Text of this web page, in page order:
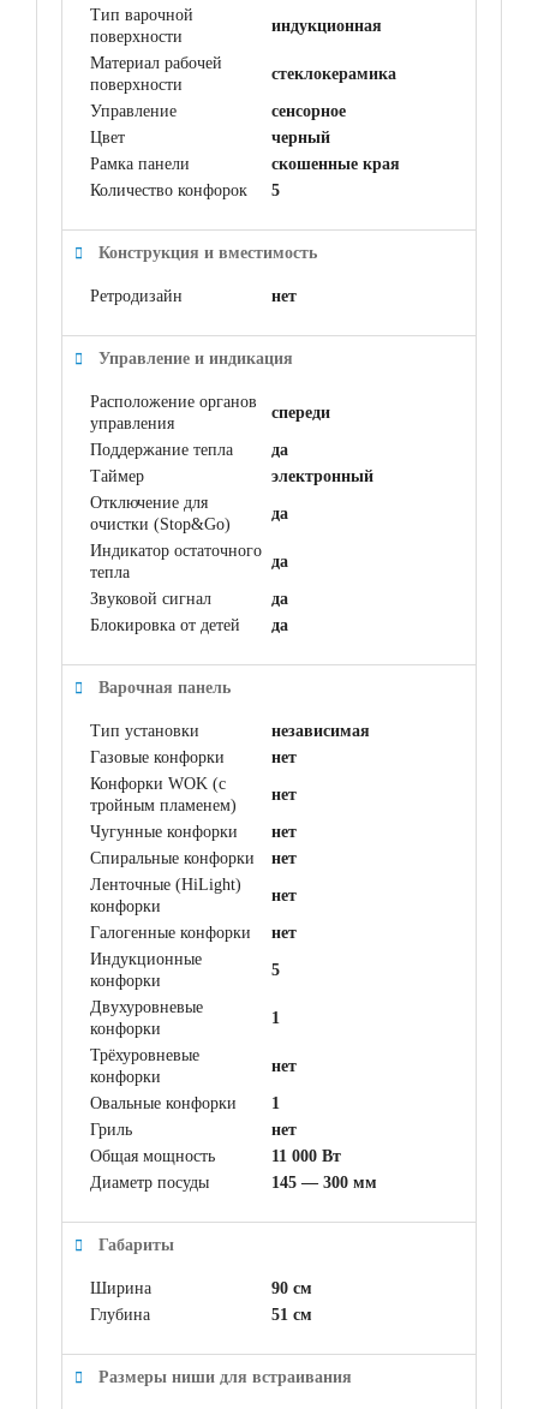
Тип варочной
поверхности
индукционная
Материал рабочей
поверхности
cтеклокерамика
Управление
сенсорное
Цвет
черный
Рамка панели
скошенные края
Количество конфорок
5
Конструкция и вместимость
Ретродизайн нет
Управление и индикация
Расположение органов
управления
спереди
Поддержание тепла
да
Таймер
электронный
Отключение для
очистки (Stop&Go)
да
Индикатор остаточного
тепла
да
Звуковой сигнал
да
Блокировка от детей
да
Варочная панель
Тип установки
независимая
Газовые конфорки
нет
Конфорки WOK (с
тройным пламенем)
нет
Чугунные конфорки
нет
Спиральные конфорки
нет
Ленточные (HiLight)
конфорки
нет
Галогенные конфорки
нет
Индукционные
конфорки
5
Двухуровневые
конфорки
1
Трёхуровневые
конфорки
нет
Овальные конфорки
1
Гриль
нет
Общая мощность
11 000 Вт
Диаметр посуды
145 — 300 мм
Габариты
Ширина
90 см
Глубина
51 см
Размеры ниши для встраивания